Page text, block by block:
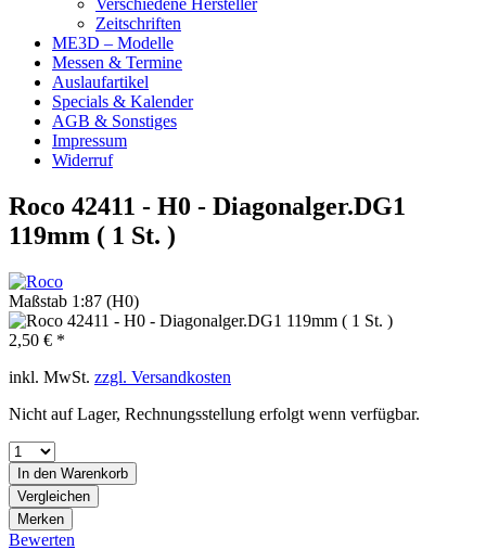
Verschiedene Hersteller
Zeitschriften
ME3D – Modelle
Messen & Termine
Auslaufartikel
Specials & Kalender
AGB & Sonstiges
Impressum
Widerruf
Roco 42411 - H0 - Diagonalger.DG1
119mm ( 1 St. )
Maßstab 1:87 (H0)
2,50 € *
inkl. MwSt. zzgl. Versandkosten
Nicht auf Lager, Rechnungsstellung erfolgt wenn verfügbar.
In den Warenkorb
Vergleichen
Merken
Bewerten